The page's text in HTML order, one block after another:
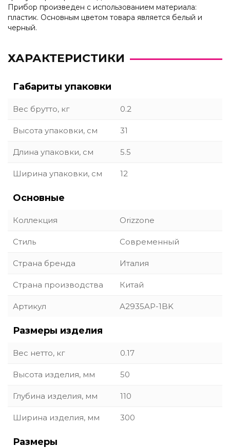
Прибор произведен с использованием материала:
пластик. Основным цветом товара является белый и
черный.
ХАРАКТЕРИСТИКИ
Габариты упаковки
Вес брутто, кг 0.2
Высота упаковки, см 31
Длина упаковки, см 5.5
Ширина упаковки, см 12
Основные
Коллекция Orizzone
Стиль Современный
Страна бренда Италия
Страна производства Китай
Артикул A2935AP-1BK
Размеры изделия
Вес нетто, кг 0.17
Высота изделия, мм 50
Глубина изделия, мм 110
Ширина изделия, мм 300
Размеры